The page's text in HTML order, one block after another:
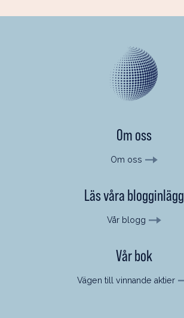
Om oss
Om oss
Läs våra blogginlägg
Vår blogg
Vår bok
Vägen till vinnande aktier